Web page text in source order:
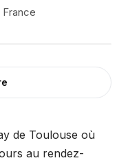
de Toulouse où
au rendez-